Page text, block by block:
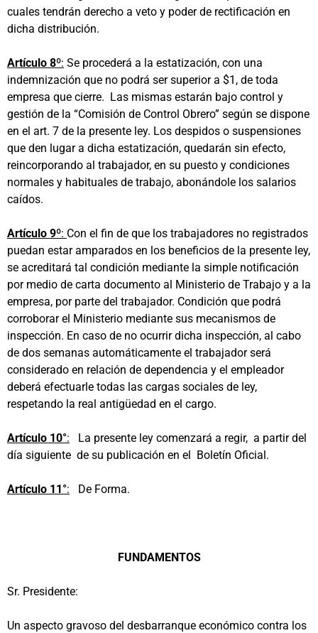
cuales tendrán derecho a veto y poder de rectificación en
dicha distribución.
Artículo 8º: Se procederá a la estatización, con una
indemnización que no podrá ser superior a $1, de toda
empresa que cierre. Las mismas estarán bajo control y
gestión de la “Comisión de Control Obrero” según se dispone
en el art. 7 de la presente ley. Los despidos o suspensiones
que den lugar a dicha estatización, quedarán sin efecto,
reincorporando al trabajador, en su puesto y condiciones
normales y habituales de trabajo, abonándole los salarios
caídos.
Artículo 9º: Con el fin de que los trabajadores no registrados
puedan estar amparados en los beneficios de la presente ley,
se acreditará tal condición mediante la simple notificación
por medio de carta documento al Ministerio de Trabajo y a la
empresa, por parte del trabajador. Condición que podrá
corroborar el Ministerio mediante sus mecanismos de
inspección. En caso de no ocurrir dicha inspección, al cabo
de dos semanas automáticamente el trabajador será
considerado en relación de dependencia y el empleador
deberá efectuarle todas las cargas sociales de ley,
respetando la real antigüedad en el cargo.
Artículo 10°: La presente ley comenzará a regir, a partir del
día siguiente de su publicación en el Boletín Oficial.
Artículo 11°: De Forma.
FUNDAMENTOS
Sr. Presidente:
Un aspecto gravoso del desbarranque económico contra los